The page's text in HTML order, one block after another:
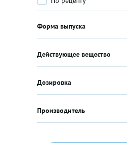
Форма выпуска
Действующее вещество
Дозировка
Производитель